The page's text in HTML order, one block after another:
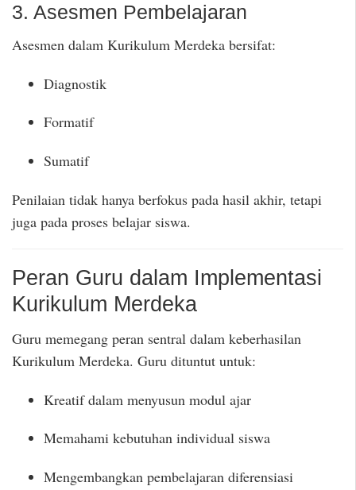
3. Asesmen Pembelajaran
Asesmen dalam Kurikulum Merdeka bersifat:
Diagnostik
Formatif
Sumatif
Penilaian tidak hanya berfokus pada hasil akhir, tetapi
juga pada proses belajar siswa.
Peran Guru dalam Implementasi
Kurikulum Merdeka
Guru memegang peran sentral dalam keberhasilan
Kurikulum Merdeka. Guru dituntut untuk:
Kreatif dalam menyusun modul ajar
Memahami kebutuhan individual siswa
Mengembangkan pembelajaran diferensiasi